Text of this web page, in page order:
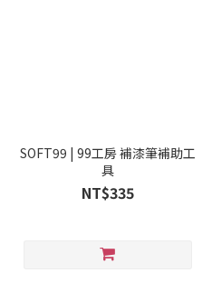
SOFT99 | 99工房 補漆筆補助工
具
NT$335